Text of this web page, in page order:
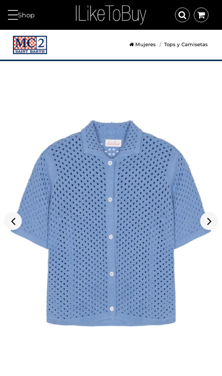
Shop
Mujeres Tops y Camisetas